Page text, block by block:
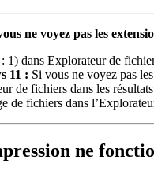
ne voyez pas les
1) dans Explorateur de
11 : Si vous ne voyez pas
de fichiers dans les
ne